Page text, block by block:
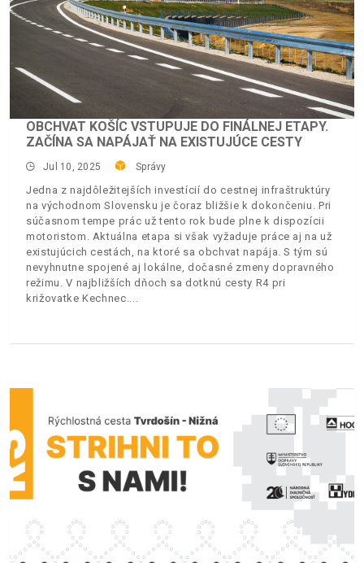
OBCHVAT KOŠÍC VSTUPUJE DO FINÁLNEJ ETAPY.
ZAČÍNA SA NAPÁJAŤ NA EXISTUJÚCE CESTY
Jul 10, 2025 Správy
Jedna z najdôležitejších investícií do cestnej infraštruktúry
na východnom Slovensku je čoraz bližšie k dokončeniu. Pri
súčasnom tempe prác už tento rok bude plne k dispozícii
motoristom. Aktuálna etapa si však vyžaduje práce aj na už
existujúcich cestách, na ktoré sa obchvat napája. S tým sú
nevyhnutne spojené aj lokálne, dočasné zmeny dopravného
režimu. V najbližších dňoch sa dotknú cesty R4 pri
križovatke Kechnec.